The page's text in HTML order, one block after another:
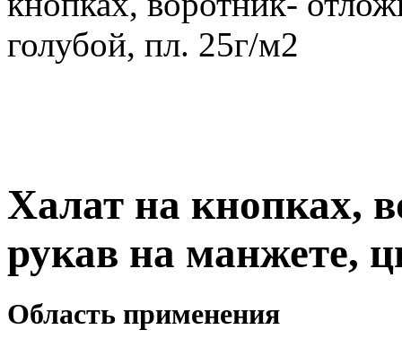
голубой, пл. 25г/м2
Халат на кнопках,
рукав на манжете,
Область применения